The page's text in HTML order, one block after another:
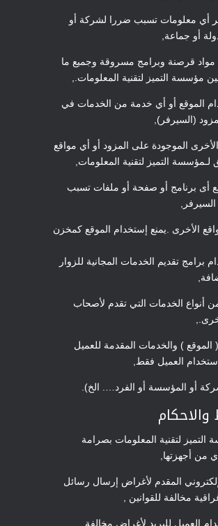
أي معلومات تسبب ضررا لشركة أو
أو جماعة,
قرصنة وبرامج مسروقة وجميع ما
مؤسسة التميز لتقنية المعلومات.,
الموقع أو أي خدمة من الخدمات في
(السيرفر),
الأخرى الموجودة على المزود أو أي مواقع
التميز لتقنية المعلومات,
أى برنامج أو صفحة أو ملفات تسبب
الأخرى .يمنع إستخدام الموقع كمخزن
برامج تقديم الخدمات المجانية للزوار
أنواع الخدمات التي تقدم لأصحاب
الموقع ) والخدمات المقدمة للعميل
العميل فقط,
أو المؤسسة أو الفرد…. الخ).
التميز لتقنية المعلومات بصرامة
من أجهزتها,
المقدم لأغراض إرسال رسائل
مخالفة للقوانين ,
العميل للبريد لأغراض مخالفة